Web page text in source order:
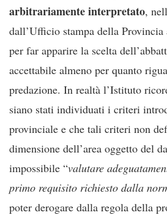
arbitrariamente interpretato,
dall’Ufficio stampa della
per far apparire la scelta
accettabile almeno per quanto
predazione. In realtà l’Istituto
siano stati individuati i criteri
provinciale e che tali criteri non
dimensione dell’area oggetto del
impossibile “valutare
primo requisito richiesto dalla
poter derogare dalla regola della